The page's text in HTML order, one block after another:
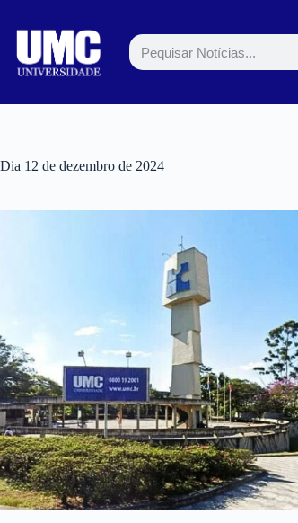
Dia 12 de dezembro de 2024